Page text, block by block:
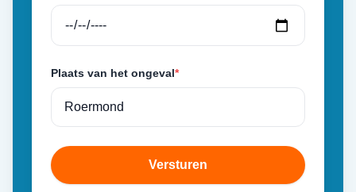
Plaats van het ongeval*
Versturen